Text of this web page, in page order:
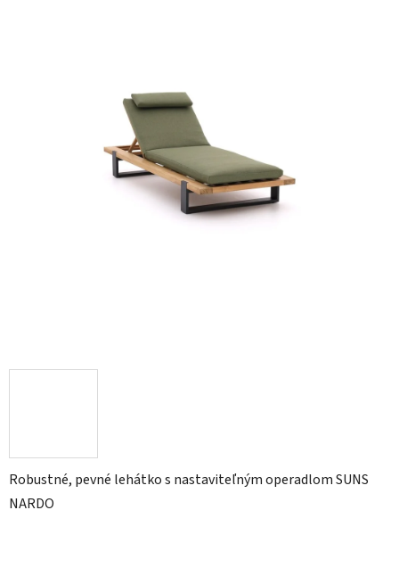
Robustné, pevné lehátko s nastaviteľným operadlom SUNS
NARDO